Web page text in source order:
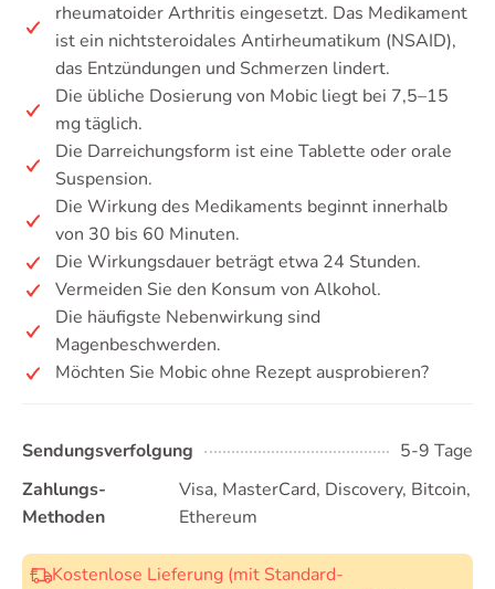
rheumatoider Arthritis eingesetzt. Das Medikament
ist ein nichtsteroidales Antirheumatikum (NSAID),
das Entzündungen und Schmerzen lindert.
Die übliche Dosierung von Mobic liegt bei 7,5–15
mg täglich.
Die Darreichungsform ist eine Tablette oder orale
Suspension.
Die Wirkung des Medikaments beginnt innerhalb
von 30 bis 60 Minuten.
Die Wirkungsdauer beträgt etwa 24 Stunden.
Vermeiden Sie den Konsum von Alkohol.
Die häufigste Nebenwirkung sind
Magenbeschwerden.
Möchten Sie Mobic ohne Rezept ausprobieren?
Sendungsverfolgung
5-9 Tage
Zahlungs-
Methoden
Visa, MasterCard, Discovery, Bitcoin,
Ethereum
Kostenlose Lieferung (mit Standard-